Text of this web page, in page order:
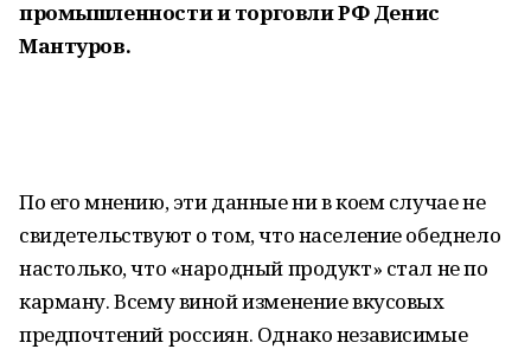
промышленности и торговли РФ Денис
Мантуров.
По его мнению, эти данные ни в коем случае не
свидетельствуют о том, что население обеднело
настолько, что «народный продукт» стал не по
карману. Всему виной изменение вкусовых
предпочтений россиян. Однако независимые